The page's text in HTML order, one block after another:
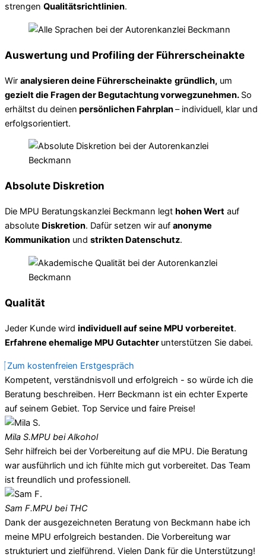
strengen Qualitätsrichtlinien.
Auswertung und Profiling der Führerscheinakte
Wir analysieren deine Führerscheinakte gründlich, um
gezielt die Fragen der Begutachtung vorwegzunehmen. So
erhältst du deinen persönlichen Fahrplan– individuell, klar und
erfolgsorientiert.
Absolute Diskretion
Die MPU Beratungskanzlei Beckmann legt hohen Wert auf
absolute Diskretion. Dafür setzen wir auf anonyme
Kommunikation und strikten Datenschutz.
Qualität
Jeder Kunde wird individuell auf seine MPU vorbereitet.
Erfahrene ehemalige MPU Gutachter unterstützen Sie dabei.
Zum kostenfreien Erstgespräch
Kompetent, verständnisvoll und erfolgreich - so würde ich die
Beratung beschreiben. Herr Beckmann ist ein echter Experte
auf seinem Gebiet. Top Service und faire Preise!
Mila S.MPU bei Alkohol
Sehr hilfreich bei der Vorbereitung auf die MPU. Die Beratung
war ausführlich und ich fühlte mich gut vorbereitet. Das Team
ist freundlich und professionell.
Sam F.MPU bei THC
Dank der ausgezeichneten Beratung von Beckmann habe ich
meine MPU erfolgreich bestanden. Die Vorbereitung war
strukturiert und zielführend. Vielen Dank für die Unterstützung!